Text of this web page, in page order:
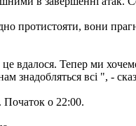
протистояти, вони
Тепер ми
знадобляться всі ", -
Початок о 22:00.